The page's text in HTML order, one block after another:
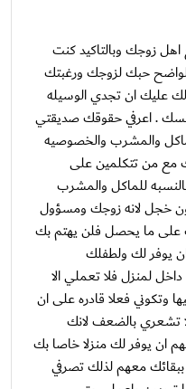
اهل زوجك وبالتاكيد كنت
حبك لزوجك ورغبتك
عليك ان تجدي الوسيله
. اعرفي حقوقك صديقتي
والمشرب والخصوصيه
مع من تتكلمين على
للماكل والمشرب
خجل لانه زوجك ومسؤول
على ما يحصل فلن يهتم بك
يوفر لك ولطفلك
لمنزل فلا تعملي الا
وتكوني فعلا قادره على ان
تشعري بالضعف لانك
ان يوفر لك منزلا خاصا بك
ببقائك معهم لذلك تصرفي